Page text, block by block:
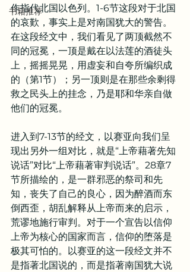
书籍推荐
作指代北国以色列。1-6节这段对于北国
的哀歎，事实上是对南国犹大的警告。
在这段经文中，我们看见了两顶截然不
同的冠冕，一顶是戴在以法莲的酒徒头
上，摇摇晃晃，用虚妄和自夸所编织成
的（第1节）；另一顶则是在那些余剩得
救之民头上的挂念，乃是耶和华亲自做
他们的冠冕。
进入到7-13节的经文，以赛亚向我们呈
现出另外一组对比，就是“上帝藉著先知
说话”对比“上帝藉著审判说话”。28章7
节所描绘的，是一群邪恶的祭司和先
知，丧失了自己的良心，因为醉酒而东
倒西歪，胡乱解释从上帝而来的启示，
荒谬地施行审判。对于一个宣告以信仰
上帝为核心的国家而言，信仰的堕落是
极其可怕的。以赛亚的这一段经文并不
是指著北国说的，而是指著南国犹大说